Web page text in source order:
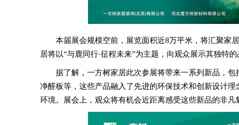
本届展会规模空前，展览面积近8万平米，将汇聚家
居将以“与鹿同行·征程未来”为主题，向观众展示其独特的
据了解，一方树家居此次参展将带来一系列新品，包
净醛板等，这些产品融入了先进的环保技术和创新设计
环境。展会上，观众将有机会近距离感受这些新品的非凡